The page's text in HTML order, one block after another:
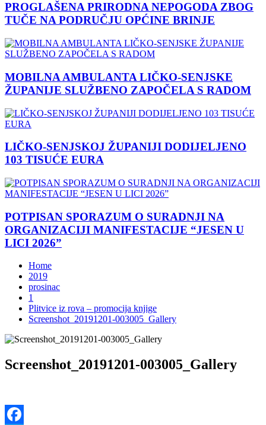
PROGLAŠENA PRIRODNA NEPOGODA ZBOG
TUČE NA PODRUČJU OPĆINE BRINJE
MOBILNA AMBULANTA LIČKO-SENJSKE
ŽUPANIJE SLUŽBENO ZAPOČELA S RADOM
LIČKO-SENJSKOJ ŽUPANIJI DODIJELJENO
103 TISUĆE EURA
POTPISAN SPORAZUM O SURADNJI NA
ORGANIZACIJI MANIFESTACIJE “JESEN U
LICI 2026”
Home
2019
prosinac
1
Plitvice iz rova – promocija knjige
Screenshot_20191201-003005_Gallery
Screenshot_20191201-003005_Gallery